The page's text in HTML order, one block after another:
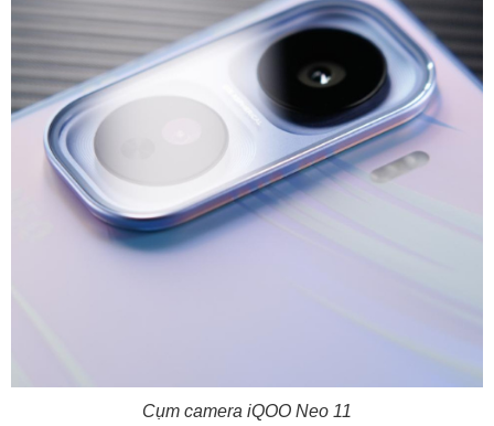
Cụm camera iQOO Neo 11